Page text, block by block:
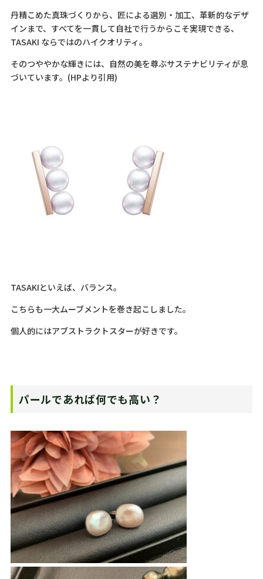
丹精こめた真珠づくりから、匠による選別・加工、革新的なデザ
インまで、すべてを一貫して自社で行うからこそ実現できる、
TASAKI ならではのハイクオリティ。
そのつややかな輝きには、自然の美を尊ぶサステナビリティが息
づいています。(HPより引用)
TASAKIといえば、バランス。
こちらも一大ムーブメントを巻き起こしました。
個人的にはアブストラクトスターが好きです。
パールであれば何でも高い？